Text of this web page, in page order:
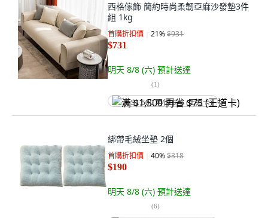
西格傢飾 簡約時尚柔韌亞麻沙發墊3件
組 1kg
首購折扣價 21%$931
$731
明天 8/8 (六) 預計送達
(1)
满 $1,500 再省 $75 (王道卡)
綁帶毛絨坐墊 2個
首購折扣價 40%$318
$190
明天 8/8 (六) 預計送達
(6)